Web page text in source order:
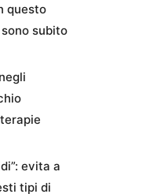
questo
subito
evita a
tipi di